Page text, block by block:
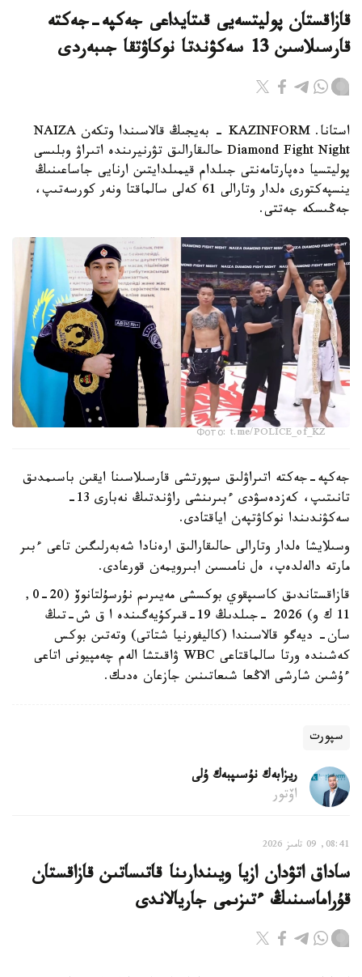
قازاقستان پوليتسەيى قىتايداعى جەكپە-جەكتە
قارسىلاسىن 13 سەكۋندتا نوكاۋتقا جىبەردى
استانا. KAZINFORM - بەيجىڭ قالاسىندا وتكەن NAIZA
Diamond Fight Night حالىقارالىق تۋرنيرىندە اتىراۋ وبلىسى
پوليتسيا دەپارتامەنتى جىلدام قيمىلدايتىن ارنايى جاساعىنىڭ
ينسپەكتورى ەلدار وتارالى 61 كەلى سالماقتا ونەر كورسەتىپ،
جەڭىسكە جەتتى.
Фото: t.me/POLICE_of_KZ
جەكپە-جەكتە اتىراۋلىق سپورتشى قارسىلاسىنا ايقىن باسىمدىق
تانىتىپ، كەزدەسۋدى ءبىرىنشى راۋندتىڭ نەبارى 13-
سەكۋندىندا نوكاۋتپەن اياقتادى.
وسىلايشا ەلدار وتارالى حالىقارالىق ارەنادا شەبەرلىگىن تاعى ءبىر
مارتە دالەلدەپ، ەل نامىسىن ابىرويمەن قورعادى.
قازاقستاندىق كاسىپقوي بوكسشى مەيىرىم نۇرسۇلتانوۆ (20-0,
11 ك و) 2026 -جىلدىڭ 19-قىركۇيەگىندە ا ق ش-تىڭ
سان- ديەگو قالاسىندا (كاليفورنيا شتاتى) وتەتىن بوكس
كەشىندە ورتا سالماقتاعى WBC ۋاقىتشا الەم چەمپيونى اتاعى
ءۇشىن شارشى الاڭعا شىعاتىنىن جازعان ەدىك.
سپورت
ريزابەك نۇسىپبەك ۇلى
اۆتور
08:41, 09 تامىز 2026
ساداق اتۋدان ازيا ويىندارىنا قاتىساتىن قازاقستان
قۇراماسىنىڭ ءتىزىمى جاريالاندى